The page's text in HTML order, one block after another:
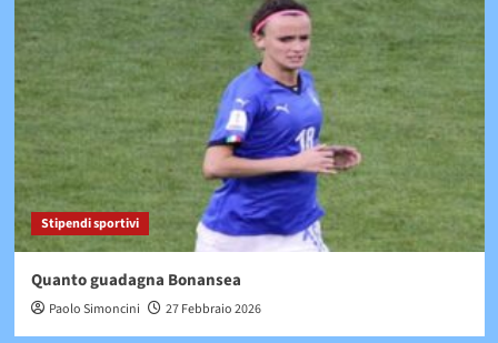
Stipendi sportivi
Quanto guadagna Bonansea
Paolo Simoncini 27 Febbraio 2026